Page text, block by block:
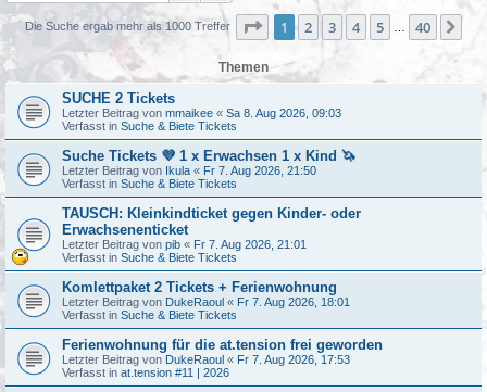
Die Suche ergab mehr als 1000 Treffer Seite 1von 40
1 2 3 4 5 40
Themen
SUCHE 2 Tickets
Letzter Beitrag von mmaikee « Sa 8. Aug 2026, 09:03
Verfasst in Suche & Biete Tickets
Suche Tickets 💜 1 x Erwachsen 1 x Kind 🦄
Letzter Beitrag von Ikula « Fr 7. Aug 2026, 21:50
Verfasst in Suche & Biete Tickets
TAUSCH: Kleinkindticket gegen Kinder- oder
Erwachsenenticket
Letzter Beitrag von pib « Fr 7. Aug 2026, 21:01
Verfasst in Suche & Biete Tickets
Komlettpaket 2 Tickets + Ferienwohnung
Letzter Beitrag von DukeRaoul « Fr 7. Aug 2026, 18:01
Verfasst in Suche & Biete Tickets
Ferienwohnung für die at.tension frei geworden
Letzter Beitrag von DukeRaoul « Fr 7. Aug 2026, 17:53
Verfasst in at.tension #11 | 2026